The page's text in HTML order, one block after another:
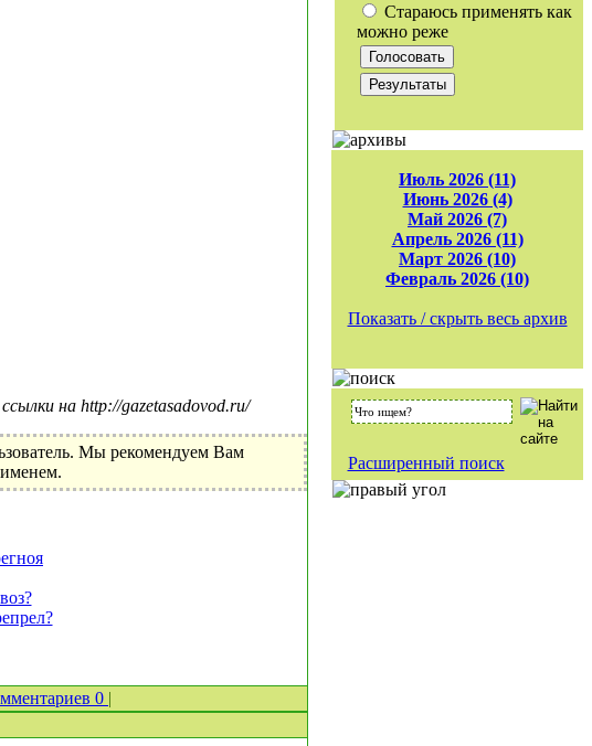
на http://gazetasadovod.ru/
Мы рекомендуем Вам
именем.
0 |
Стараюсь применять как
можно реже
Июль 2026 (11)
Июнь 2026 (4)
Май 2026 (7)
Апрель 2026 (11)
Март 2026 (10)
Февраль 2026 (10)
Показать / скрыть весь архив
Расширенный поиск